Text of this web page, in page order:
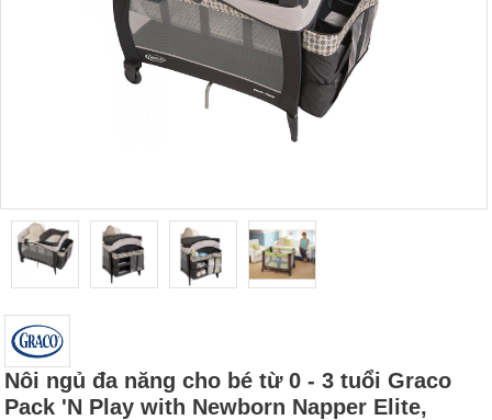
Nôi ngủ đa năng cho bé từ 0 - 3 tuổi Graco
Pack 'N Play with Newborn Napper Elite,